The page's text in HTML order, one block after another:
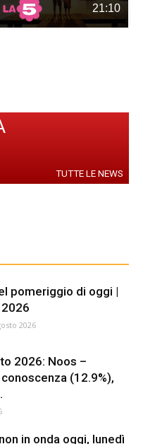
21:10
TUTTE LE NEWS
pomeriggio di oggi |
2026
2026: Noos –
(12.9%),
in onda oggi, lunedì